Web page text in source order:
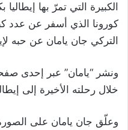
الكبيرة التي تمرّ بها
كورونا الذي أسفر عن عدد
التركي جان يامان عن حبه
ونشر “يامان” عبر إحدى
خلال رحلته الأخيرة إلى
وعلّق جان يامان على الصورة